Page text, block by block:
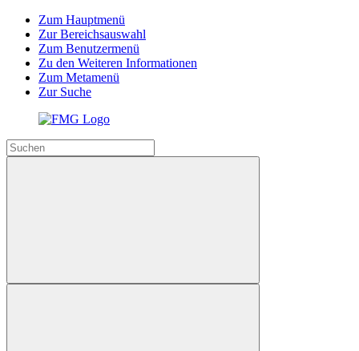
Zum Hauptmenü
Zur Bereichsauswahl
Zum Benutzermenü
Zu den Weiteren Informationen
Zum Metamenü
Zur Suche